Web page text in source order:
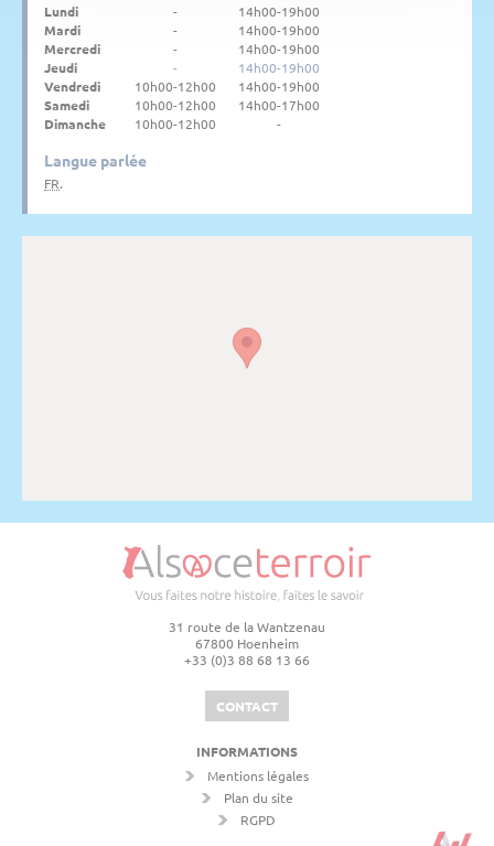
Lundi -
14h00-19h00
Mardi
-
14h00-19h00
Mercredi
-
14h00-19h00
Jeudi
-
14h00-19h00
Vendredi
10h00-12h00
14h00-19h00
Samedi
10h00-12h00
14h00-17h00
Dimanche
10h00-12h00 -
Langue parlée
FR.
31 route de la Wantzenau
67800 Hoenheim
+33 (0)3 88 68 13 66
CONTACT
INFORMATIONS
Mentions légales
Plan du site
RGPD